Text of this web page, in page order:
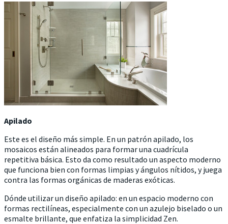
Apilado
Este es el diseño más simple. En un patrón apilado, los
mosaicos están alineados para formar una cuadrícula
repetitiva básica. Esto da como resultado un aspecto moderno
que funciona bien con formas limpias y ángulos nítidos, y juega
contra las formas orgánicas de maderas exóticas.
Dónde utilizar un diseño apilado: en un espacio moderno con
formas rectilíneas, especialmente con un azulejo biselado o un
esmalte brillante, que enfatiza la simplicidad Zen.